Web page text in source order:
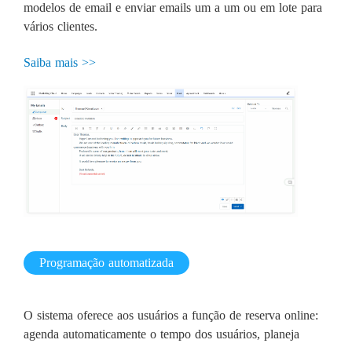
modelos de email e enviar emails um a um ou em lote para
vários clientes.
Saiba mais >>
Programação automatizada
O sistema oferece aos usuários a função de reserva online:
agenda automaticamente o tempo dos usuários, planeja